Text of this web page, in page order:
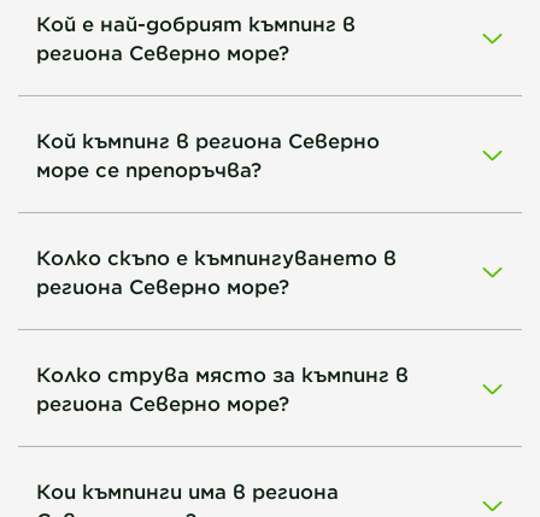
Кой е най-добрият къмпинг в
региона Северно море?
Кой къмпинг в региона Северно
море се препоръчва?
Колко скъпо е къмпингуването в
региона Северно море?
Колко струва място за къмпинг в
региона Северно море?
Кои къмпинги има в региона